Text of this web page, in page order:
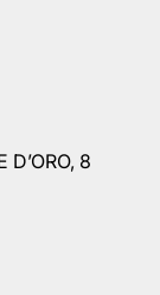
D’ORO, 8